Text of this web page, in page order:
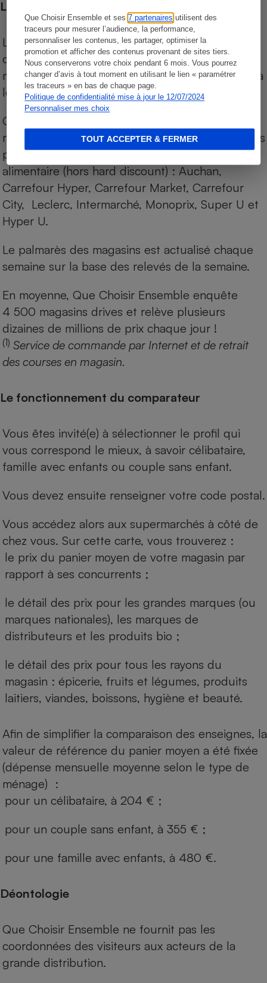
Que Choisir Ensemble et ses7 partenaires utilisent des
traceurs pour mesurer l’audience, la performance,
personnaliser les contenus, les partager, optimiser la
promotion et afficher des contenus provenant de sites tiers.
Nous conserverons votre choix pendant 6 mois. Vous pourrez
changer d’avis à tout moment en utilisant le lien « paramétrer
les traceurs » en bas de chaque page.
Politique de confidentialité mise à jour le 12/07/2024
Personnaliser mes choix
TOUT ACCEPTER & FERMER
Les comparaisons de prix
Les comparaisons sont réalisées sur l’ensemble
des produits des magasins. Les produits de
marques de distributeurs (MDD) sont comparés à
leurs équivalents chez leurs concurrents.
Chaque jour, les prix de tous les produits sont
relevés par Internet, sur les services drives (1) des
principales enseignes de la grande distribution
alimentaire (hors hard discount) : Auchan,
Carrefour Hyper, Carrefour Market, Carrefour
City, Leclerc, Intermarché, Monoprix, Super U et
Hyper U.
Le palmarès des magasins est actualisé chaque
semaine sur la base des relevés de la semaine.
En moyenne, Que Choisir Ensemble enquête
4 500 magasins drives et relève plusieurs
dizaines de millions de prix chaque jour !
(1) Service de commande par Internet et de retrait
des courses en magasin.
Le fonctionnement du comparateur
Vous êtes invité(e) à sélectionner le profil qui
vous correspond le mieux, à savoir célibataire,
famille avec enfants ou couple sans enfant.
Vous devez ensuite renseigner votre code postal.
Vous accédez alors aux supermarchés à côté de
chez vous. Sur cette carte, vous trouverez :
le prix du panier moyen de votre magasin par
rapport à ses concurrents ;
le détail des prix pour les grandes marques (ou
marques nationales), les marques de
distributeurs et les produits bio ;
le détail des prix pour tous les rayons du
magasin : épicerie, fruits et légumes, produits
laitiers, viandes, boissons, hygiène et beauté.
Afin de simplifier la comparaison des enseignes, la
valeur de référence du panier moyen a été fixée
(dépense mensuelle moyenne selon le type de
ménage) :
pour un célibataire, à 204 € ;
pour un couple sans enfant, à 355 € ;
pour une famille avec enfants, à 480 €.
Déontologie
Que Choisir Ensemble ne fournit pas les
coordonnées des visiteurs aux acteurs de la
grande distribution.